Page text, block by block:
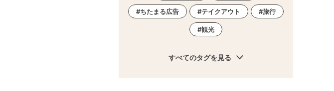
ちたまる広告 テイクアウト 旅行
観光
すべてのタグを見る